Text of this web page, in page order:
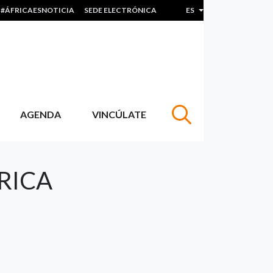
#ÁFRICAESNOTICIA SEDE ELECTRÓNICA ES Lista adicional de
AGENDA VINCÚLATE